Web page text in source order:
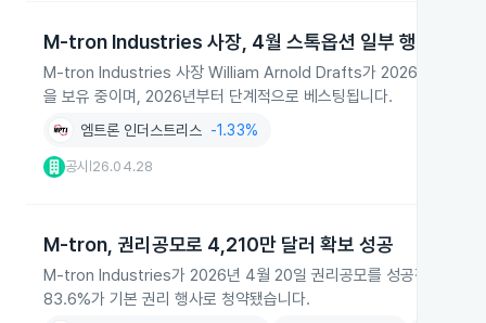
M-tron Industries 사장, 4월 스톡옵션 일부 행사 및 대
M-tron Industries 사장 William Arnold Drafts가 2026년 4월 중
을 보유 중이며, 2026년부터 단계적으로 베스팅됩니다.
엠트론 인더스트리스 -1.33%
공시 26.04.28
M-tron, 권리공모로 4,210만 달러 확보 성공
M-tron Industries가 2026년 4월 20일 권리공모를 성공적으로 마
83.6%가 기본 권리 행사로 청약됐습니다.